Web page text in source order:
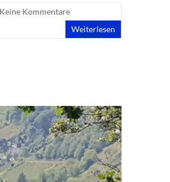
Keine Kommentare
Weiterlesen